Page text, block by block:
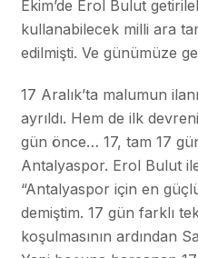
Ekim’de Erol Bulut
kullanabilecek milli ara
edilmişti. Ve günümüze
17 Aralık’ta malumun
ayrıldı. Hem de ilk
gün önce… 17, tam 17
Antalyaspor. Erol Bulut
“Antalyaspor için en
demiştim. 17 gün farklı
koşulmasının ardından